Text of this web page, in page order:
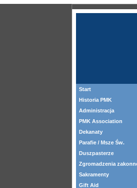
Start
Historia PMK
Administracja
PMK Association
Dekanaty
Parafie / Msze Św.
Duszpasterze
Zgromadzenia
Sakramenty
Gift Aid